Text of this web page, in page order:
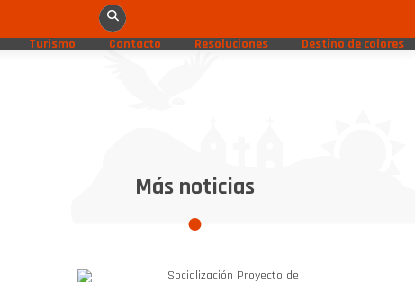
Turismo Contacto Resoluciones Destino de colores
Más noticias
Socialización Proyecto de